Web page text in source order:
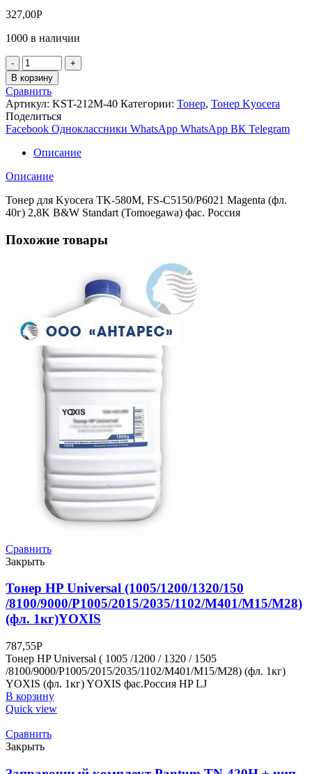
327,00Р
1000 в наличии
Количество
товара
Тонер
для
Kyocera
TK-
580M,
FS-
C5150/P6021
Magenta
40г)
2,8K
Standart
В корзину
Сравнить
Артикул: KST-212M-40 Категории: Тонер, Тонер Kyocera
Поделиться
Facebook Одноклассники WhatsApp WhatsApp ВК Telegram
Описание
Описание
Тонер для Kyocera TK-580M, FS-C5150/P6021 Magenta (фл.
40г) 2,8K B&W Standart (Tomoegawa) фас. Россия
Похожие товары
Сравнить
Закрыть
Тонер HP Universal (1005/1200/1320/150
/8100/9000/P1005/2015/2035/1102/M401/M15/M28)
(фл. 1кг)YOXIS
787,55Р
Тонер HP Universal ( 1005 /1200 / 1320 / 1505
/8100/9000/P1005/2015/2035/1102/M401/M15/M28) (фл. 1кг)
YOXIS (фл. 1кг) YOXIS фас.Россия HP LJ
В корзину
Quick view
Сравнить
Закрыть